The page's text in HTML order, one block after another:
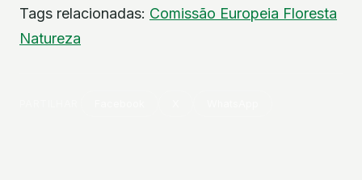
Tags relacionadas: Comissão Europeia Floresta
Natureza